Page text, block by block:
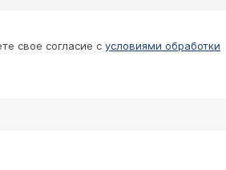
недавно появились симптом
свое согласие сусловиями обработки